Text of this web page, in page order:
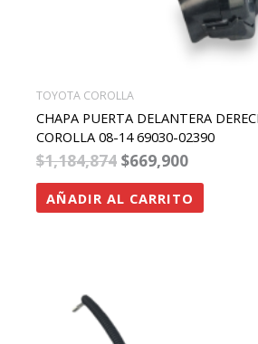
TOYOTA COROLLA
CHAPA PUERTA DELANTERA
COROLLA 08-14 69030-02390
$1,184,874 $669,900
AÑADIR AL CARRITO